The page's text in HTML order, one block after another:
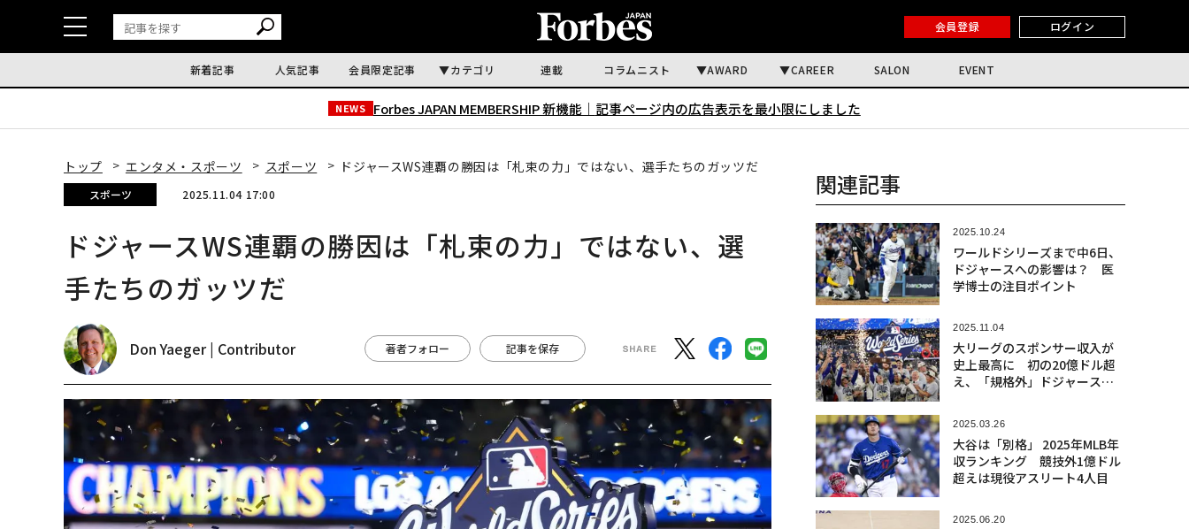
会員登録 ログイン
新着記事 人気記事 会員限定記事 カテゴリ 連載 コラムニスト AWARD CAREER SALON EVENT
NEWS Forbes JAPAN MEMBERSHIP 新機能｜ 記事ページ内の広告表示を最小限にしました
トップ エンタメ・スポーツ スポーツ ドジャースWS連覇の勝因は「札束の力」ではない、選手たちのガッツだ
スポーツ 2025.11.04 17:00
ドジャースWS連覇の勝因は「札束の力」ではない、選
手たちのガッツだ
Don Yaeger | Contributor 著者フォロー 記事を保存
関連記事
2025.10.24
ワールドシリーズまで中6日、
ドジャースへの影響は？ 医
学博士の注目ポイント
2025.11.04
大リーグのスポンサー収入が
史上最高に 初の20億ドル超
え、「規格外」ドジャースが
2025.03.26
大谷は「別格」 2025年MLB年
収ランキング 競技外1億ドル
超えは現役アスリート4人目
2025.06.20